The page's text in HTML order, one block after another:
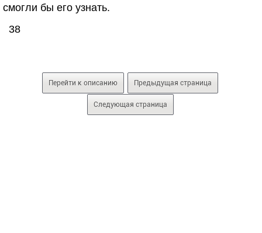
смогли бы его узнать.
38
Перейти к описанию Предыдущая страница
Следующая страница